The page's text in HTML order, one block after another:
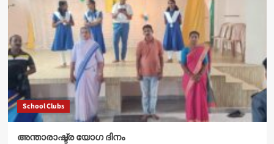
School Clubs
അന്താരാഷ്ട്ര യോഗ ദിനം